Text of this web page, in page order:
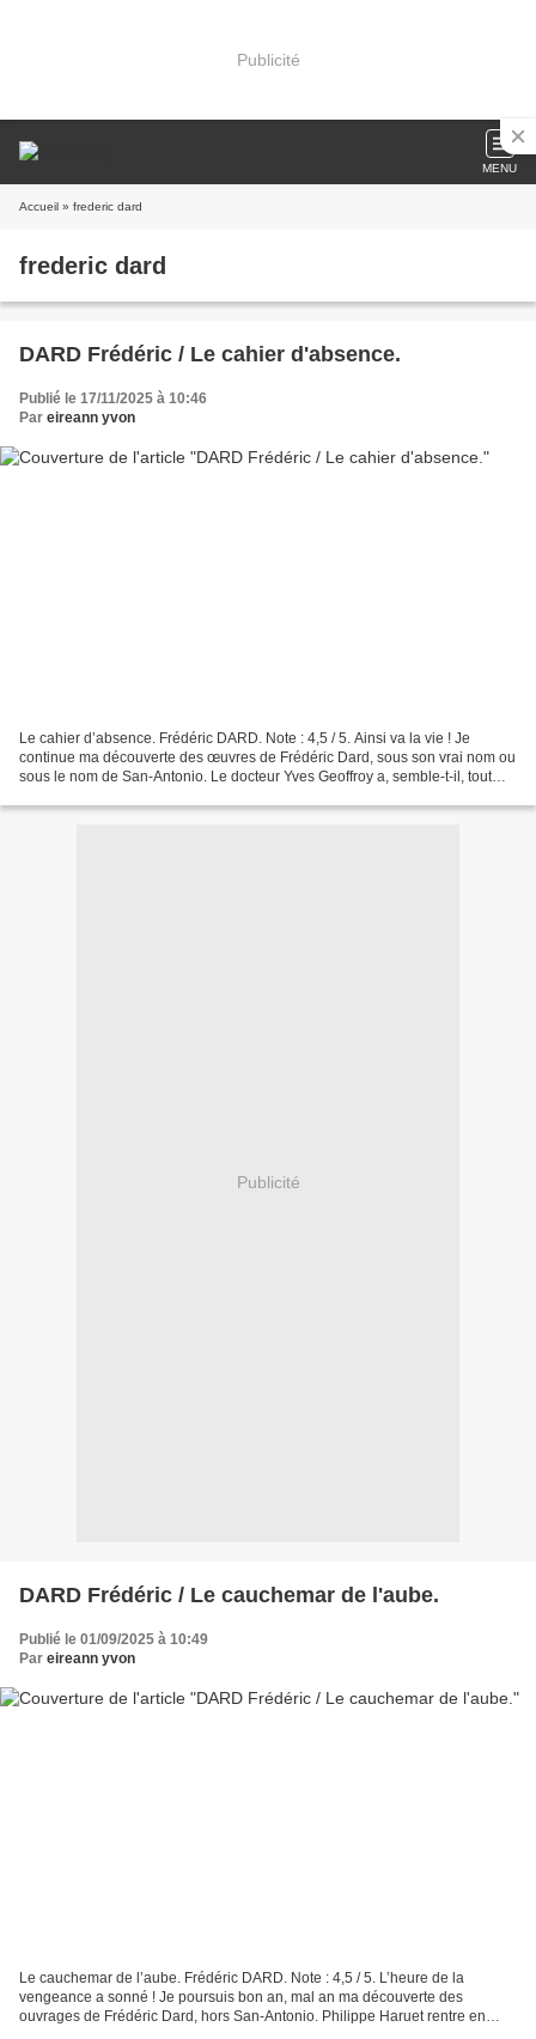
Publicité
MENU
Accueil » frederic dard
frederic dard
DARD Frédéric / Le cahier d'absence.
Publié le 17/11/2025 à 10:46
Par eireann yvon
Le cahier d’absence. Frédéric DARD. Note : 4,5 / 5. Ainsi va la vie ! Je
continue ma découverte des œuvres de Frédéric Dard, sous son vrai nom ou
sous le nom de San-Antonio. Le docteur Yves Geoffroy a, semble-t-il, tout
Publicité
DARD Frédéric / Le cauchemar de l'aube.
Publié le 01/09/2025 à 10:49
Par eireann yvon
Le cauchemar de l’aube. Frédéric DARD. Note : 4,5 / 5. L’heure de la
vengeance a sonné ! Je poursuis bon an, mal an ma découverte des
ouvrages de Frédéric Dard, hors San-Antonio. Philippe Haruet rentre en